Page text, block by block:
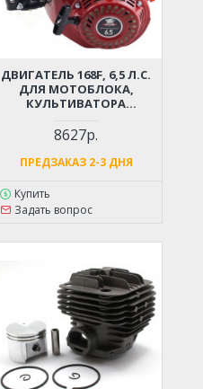
ДВИГАТЕЛЬ 168F, 6,5 Л.С.
ДЛЯ МОТОБЛОКА,
КУЛЬТИВАТОРА
СНЕГОУБОРЩИКА (ВАЛ - 19
ММ, ШПОНКА; С
ДАТЧИКОМ УРОВНЯ
РАСПРЕДВАЛ!)
8627р.
ПРЕДЗАКАЗ 2-3 ДНЯ
Купить
Задать вопрос